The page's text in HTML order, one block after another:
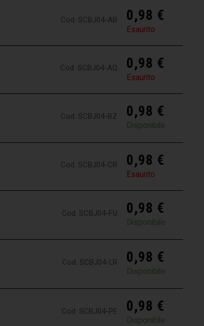
Cod. SCBJ04-AB 0,98 €
Esaurito
Cod. SCBJ04-AQ 0,98 €
Esaurito
Cod. SCBJ04-BZ 0,98 €
Disponibile
Cod. SCBJ04-CR 0,98 €
Esaurito
Cod. SCBJ04-FU 0,98 €
Disponibile
Cod. SCBJ04-LR 0,98 €
Disponibile
Cod. SCBJ04-PE 0,98 €
Disponibile